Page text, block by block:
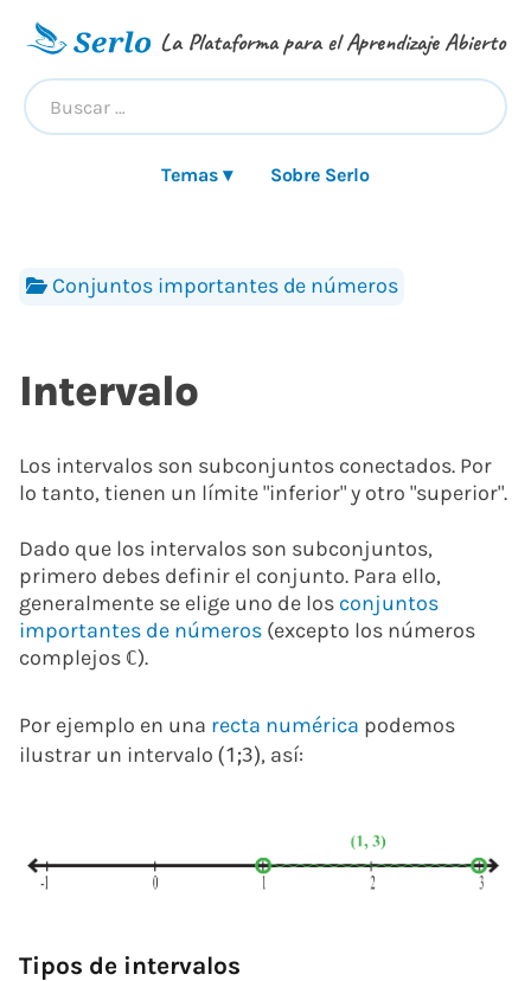
La Plataforma para el Aprendizaje Abierto
Temas ▾ Sobre Serlo
Conjuntos importantes de números
Intervalo
Los intervalos son subconjuntos conectados. Por
lo tanto, tienen un límite "inferior" y otro "superior".
Dado que los intervalos son subconjuntos,
primero debes definir el conjunto. Para ello,
generalmente se elige uno de los conjuntos
importantes de números (excepto los números
complejos ℂ).
Por ejemplo en una recta numérica podemos
ilustrar un intervalo (1 ;3), así:
Tipos de intervalos